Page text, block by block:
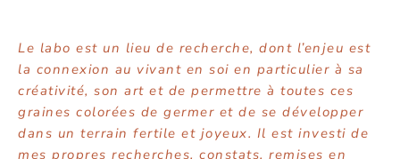
Le labo est un lieu de recherche, dont l’enjeu est
la connexion au vivant en soi en particulier à sa
créativité, son art et de permettre à toutes ces
graines colorées de germer et de se développer
dans un terrain fertile et joyeux. Il est investi de
mes propres recherches, constats, remises en